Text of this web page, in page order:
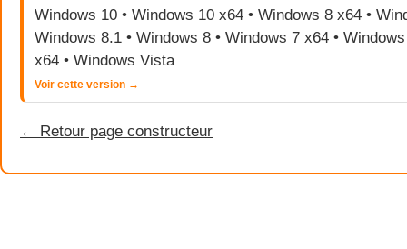
Windows 10 • Windows 10 x64 • Windows 8 x64 •
Windows 8.1 • Windows 8 • Windows 7 x64 •
x64 • Windows Vista
Voir cette version →
← Retour page constructeur